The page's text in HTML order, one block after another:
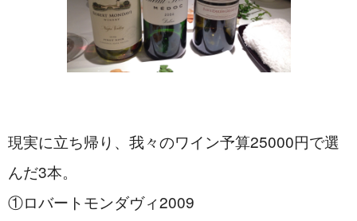
現実に立ち帰り、我々のワイン予算25000円で選
んだ3本。
①ロバートモンダヴィ2009